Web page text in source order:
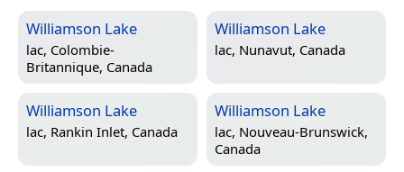
Williamson Lake
lac, Colombie-
Britannique, Canada
Williamson Lake
lac, Nunavut, Canada
Williamson Lake
lac, Rankin Inlet, Canada
Williamson Lake
lac, Nouveau-Brunswick,
Canada